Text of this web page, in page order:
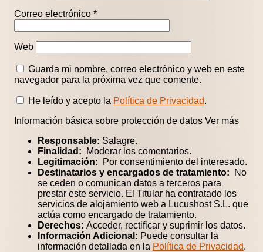
Correo electrónico *
Web
Guarda mi nombre, correo electrónico y web en este
navegador para la próxima vez que comente.
He leído y acepto la Política de Privacidad.
Información básica sobre protección de datos Ver más
Responsable: Salagre.
Finalidad: Moderar los comentarios.
Legitimación: Por consentimiento del interesado.
Destinatarios y encargados de tratamiento: No
se ceden o comunican datos a terceros para
prestar este servicio. El Titular ha contratado los
servicios de alojamiento web a Lucushost S.L. que
actúa como encargado de tratamiento.
Derechos: Acceder, rectificar y suprimir los datos.
Información Adicional: Puede consultar la
información detallada en la Política de Privacidad.